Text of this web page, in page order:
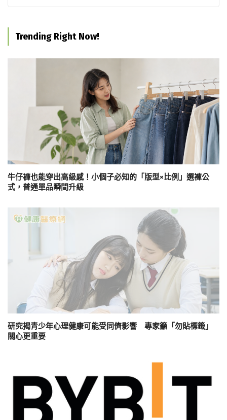
Trending Right Now!
牛仔褲也能穿出高級感！小個子必知的「版型×比例」選褲公
式，普通單品瞬間升級
研究揭青少年心理健康可能受同儕影響 專家籲「勿貼標籤」
關心更重要